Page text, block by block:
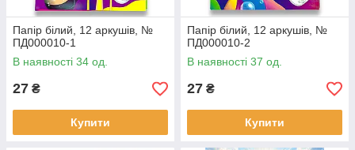
Папір білий, 12 аркушів, №
ПД000010-1
В наявності 34 од.
27 ₴
Купити
Папір білий, 12 аркушів, №
ПД000010-2
В наявності 37 од.
27 ₴
Купити